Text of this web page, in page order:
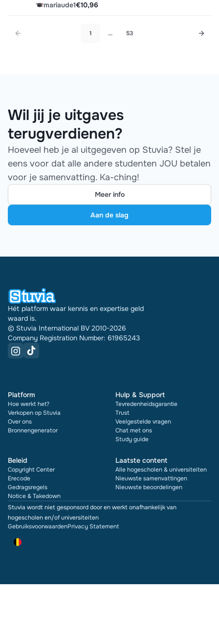
mariaude1€10,96
1 ... 53
Wil jij je uitgaves
terugverdienen?
Hoeveel heb je al uitgegeven op Stuvia? Stel je
eens voor dat alle andere studenten JOU betalen
voor je samenvatting. Ka-ching!
Meer info
Aan de slag
Hét platform waar kennis en expertise geld
waard is.
© Stuvia International BV 2010-2026
Company Registration Number: 61965243
Platform
Hoe werkt het?
Verkopen op Stuvia
Over ons
Bronnengenerator
Hulp & Support
Tevredenheidsgarantie
Trust
Veelgestelde vragen
Chat met ons
Study guide
Beleid
Copyright Center
Erecode
Gedragsregels
Notice & Takedown
Laatste content
Alle hogescholen & universiteiten
Nieuwste samenvattingen
Nieuwste beoordelingen
Stuvia wordt niet gesponsord door en werkt onafhankelijk van
hogescholen en/of universiteiten
GebruiksvoorwaardenPrivacy Statement